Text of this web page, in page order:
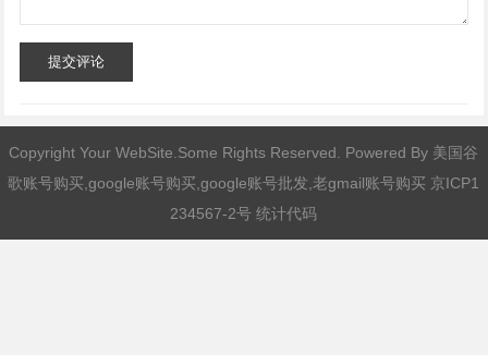
提交评论
Copyright Your WebSite.Some Rights Reserved. Powered By 美国谷
歌账号购买,google账号购买,google账号批发,老gmail账号购买 京ICP1
234567-2号 统计代码